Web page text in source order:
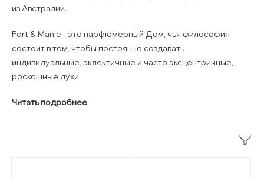
из Австралии.
Fort & Manle - это парфюмерный Дом, чья философия
состоит в том, чтобы постоянно создавать
индивидуальные, эклектичные и часто эксцентричные,
роскошные духи.
Читать подробнее